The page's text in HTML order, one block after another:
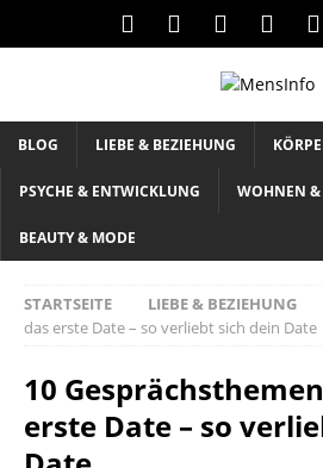
BLOG LIEBE & BEZIEHUNG
PSYCHE & ENTWICKLUNG WOHNEN &
BEAUTY & MODE
STARTSEITE LIEBE & BEZIEHUNG
das erste Date – so verliebt sich dein Date
10
erste Date – so